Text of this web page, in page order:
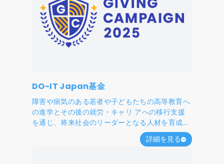
DO-IT Japan基金
障害や病気のある若者や子どもたちの高等教育へ
の進学とその後の就労・キャリ アへの移行支援
を通じ、将来社会のリーダーとなる人材を育成す
詳細を見る